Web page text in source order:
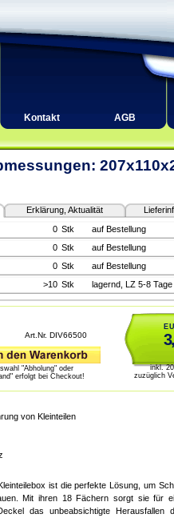
Kontakt AGB
Erklärung, Aktualität
0 Stk
auf Bestellung
0 Stk
auf Bestellung
0 Stk
auf Bestellung
>10 Stk lagernd, LZ 5-8 Tage
inkl.
zuzüglich
Art.Nr. DIV66500
"Abholung" oder
erfolgt bei Checkout!
von Kleinteilen
ist die perfekte Lösung, um
Mit ihren 18 Fächern sorgt sie für
das unbeabsichtigte Herausfallen